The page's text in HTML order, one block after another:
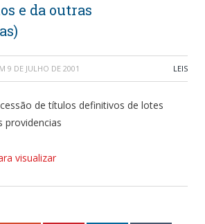
e da outras
9 DE JULHO DE 2001 LEIS
de títulos definitivos de lotes
providencias
visualizar